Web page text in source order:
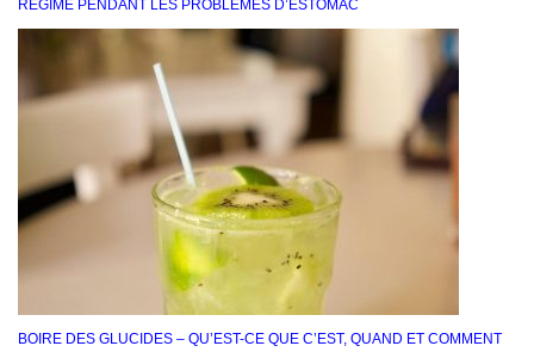
RÉGIME PENDANT LES PROBLÈMES D’ESTOMAC
BOIRE DES GLUCIDES – QU’EST-CE QUE C’EST, QUAND ET COMMENT